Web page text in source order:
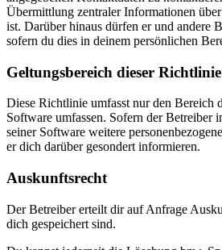
Übermittlung zentraler Informationen
ist. Darüber hinaus dürfen er und andere
sofern du dies in deinem persönlichen
Geltungsbereich dieser Richtlinie
Diese Richtlinie umfasst nur den Bereich
Software umfassen. Sofern der Betreiber
seiner Software weitere
er dich darüber gesondert informieren.
Auskunftsrecht
Der Betreiber erteilt dir auf Anfrage
dich gespeichert sind.